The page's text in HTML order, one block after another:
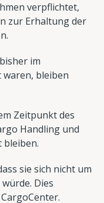
verpflichtet,
zur Erhaltung der
im
bleiben
Zeitpunkt des
Handling und
bleiben.
sie sich nicht um
Dies